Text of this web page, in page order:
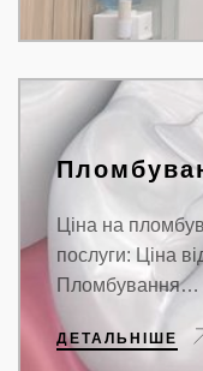
Ціна на
послуги: Ціна
Пломбування…
ДЕТАЛЬНІШЕ